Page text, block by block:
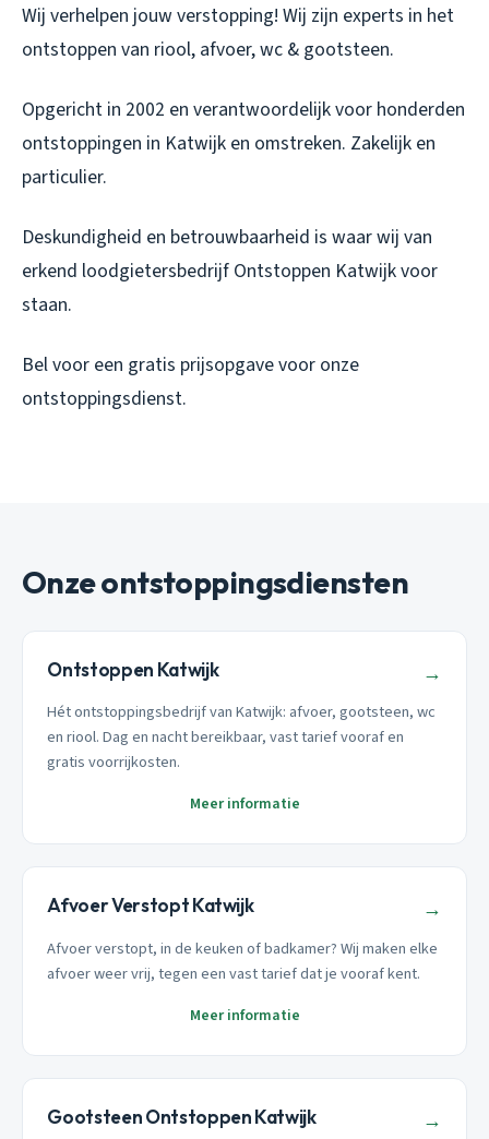
Wij verhelpen jouw verstopping! Wij zijn experts in het
ontstoppen van riool, afvoer, wc & gootsteen.
Opgericht in 2002 en verantwoordelijk voor honderden
ontstoppingen in Katwijk en omstreken. Zakelijk en
particulier.
Deskundigheid en betrouwbaarheid is waar wij van
erkend loodgietersbedrijf Ontstoppen Katwijk voor
staan.
Bel voor een gratis prijsopgave voor onze
ontstoppingsdienst.
Onze ontstoppingsdiensten
Ontstoppen Katwijk →
Hét ontstoppingsbedrijf van Katwijk: afvoer, gootsteen, wc
en riool. Dag en nacht bereikbaar, vast tarief vooraf en
gratis voorrijkosten.
Meer informatie
Afvoer Verstopt Katwijk →
Afvoer verstopt, in de keuken of badkamer? Wij maken elke
afvoer weer vrij, tegen een vast tarief dat je vooraf kent.
Meer informatie
Gootsteen Ontstoppen Katwijk →